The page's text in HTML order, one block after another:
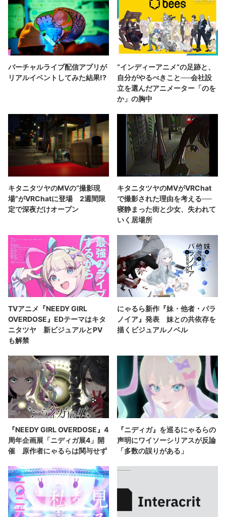
バーチャルライブ配信アプリが
リアルイベントしてみた結果!?
“インディーアニメ“の足跡と、
自分がやるべきこと──会社設
立を選んだアニメーター「のを
か」の胸中
キタニタツヤのMVの“撮影現
場”がVRChatに登場 2週間限
定で深夜だけオープン
キタニタツヤのMVがVRChat
で撮影された理由を考える──
寝静まった街と少女、失われて
いく居場所
TVアニメ『NEEDY GIRL
OVERDOSE』EDテーマはキタ
ニタツヤ 新ビジュアルとPV
も解禁
にゃるら新作『妹・他者・パラ
ノイア』発表 妹との共依存を
描くビジュアルノベル
『NEEDY GIRL OVERDOSE』4
周年企画展「ニディガ展4」開
催 原作者にゃるらは関与せず
『ニディガ』を巡るにゃるらの
声明にワイソーシリアスが反論
「多数の誤りがある」